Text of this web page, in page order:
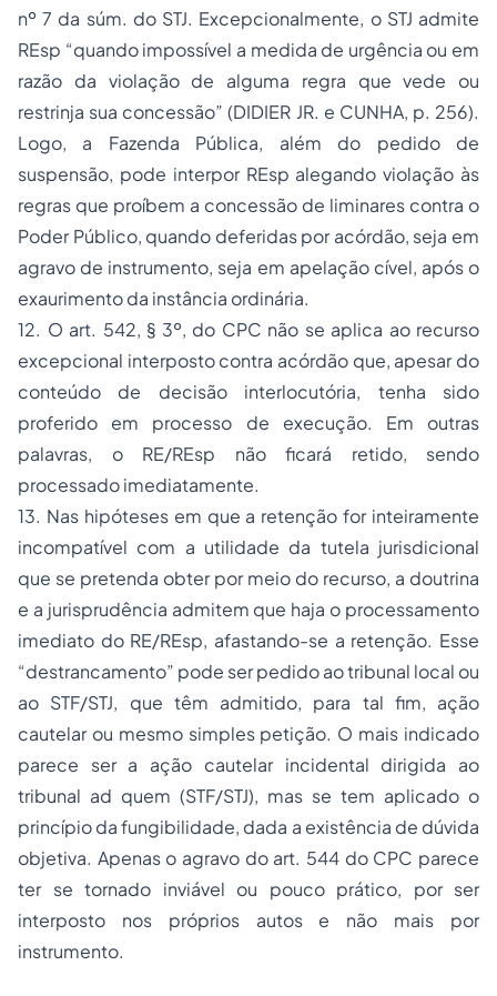
nº 7 da súm. do STJ. Excepcionalmente, o STJ admite
REsp “quando impossível a medida de urgência ou em
razão da violação de alguma regra que vede ou
restrinja sua concessão” (DIDIER JR. e CUNHA, p. 256).
Logo, a Fazenda Pública, além do pedido de
suspensão, pode interpor REsp alegando violação às
regras que proíbem a concessão de liminares contra o
Poder Público, quando deferidas por acórdão, seja em
agravo de instrumento, seja em apelação cível, após o
exaurimento da instância ordinária.
12. O art. 542, § 3º, do CPC não se aplica ao recurso
excepcional interposto contra acórdão que, apesar do
conteúdo de decisão interlocutória, tenha sido
proferido em processo de execução. Em outras
palavras, o RE/REsp não ficará retido, sendo
processado imediatamente.
13. Nas hipóteses em que a retenção for inteiramente
incompatível com a utilidade da tutela jurisdicional
que se pretenda obter por meio do recurso, a doutrina
e a jurisprudência admitem que haja o processamento
imediato do RE/REsp, afastando-se a retenção. Esse
“destrancamento” pode ser pedido ao tribunal local ou
ao STF/STJ, que têm admitido, para tal fim, ação
cautelar ou mesmo simples petição. O mais indicado
parece ser a ação cautelar incidental dirigida ao
tribunal ad quem (STF/STJ), mas se tem aplicado o
princípio da fungibilidade, dada a existência de dúvida
objetiva. Apenas o agravo do art. 544 do CPC parece
ter se tornado inviável ou pouco prático, por ser
interposto nos próprios autos e não mais por
instrumento.